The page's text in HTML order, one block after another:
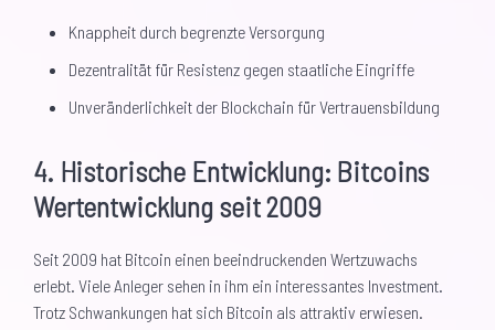
Knappheit durch begrenzte Versorgung
Dezentralität für Resistenz gegen staatliche Eingriffe
Unveränderlichkeit der Blockchain für Vertrauensbildung
4. Historische Entwicklung: Bitcoins
Wertentwicklung seit 2009
Seit 2009 hat Bitcoin einen beeindruckenden Wertzuwachs
erlebt. Viele Anleger sehen in ihm ein interessantes Investment.
Trotz Schwankungen hat sich Bitcoin als attraktiv erwiesen.